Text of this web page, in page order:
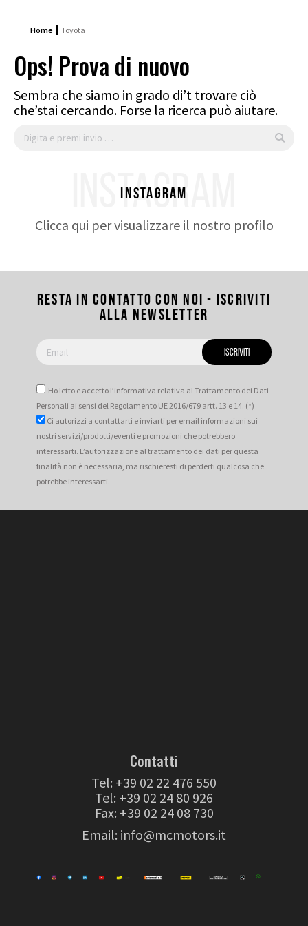
Home Toyota
Ops! Prova di nuovo
Sembra che siamo in grado di’t trovare ciò
che’stai cercando. Forse la ricerca può aiutare.
Cerca:
INSTAGRAM
Instagram
Clicca qui per visualizzare il nostro profilo
Resta in contatto con noi - Iscriviti
alla newsletter
Ho letto e accetto l’informativa relativa al Trattamento dei Dati
Personali ai sensi del Regolamento UE 2016/679 artt. 13 e 14. (*)
Ci autorizzi a contattarti e inviarti per email informazioni sui
nostri servizi/prodotti/eventi e promozioni che potrebbero
interessarti. L’autorizzazione al trattamento dei dati per questa
finalità non è necessaria, ma rischieresti di perderti qualcosa che
potrebbe interessarti.
Contatti
Tel: +39 02 22 476 550
Tel: +39 02 24 80 926
Fax: +39 02 24 08 730
Email: info@mcmotors.it